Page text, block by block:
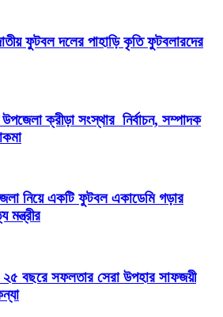
ফুটবল দলের পাহাড়ি কৃতি ফুটবলারদের
ক্রীড়া সংস্থার নির্বাচন, সম্পাদক
নিয়ে একটি ফুটবল একাডেমি গড়ার
মন্ত্রীর
২৫ বছরে সফলতার সেরা উপহার সাফজয়ী